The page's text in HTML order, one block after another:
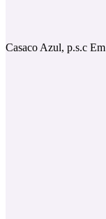
Casaco Azul, p.s.c